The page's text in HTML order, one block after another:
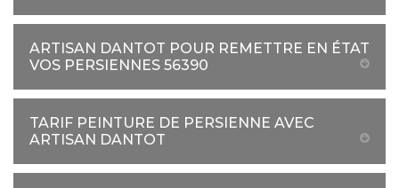
ARTISAN DANTOT POUR REMETTRE EN ÉTAT
VOS PERSIENNES 56390
TARIF PEINTURE DE PERSIENNE AVEC
ARTISAN DANTOT